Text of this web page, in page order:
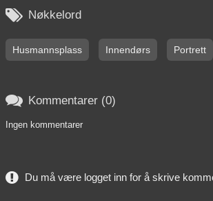
 Nøkkelord
Husmannsplass Innendørs Portrett
 Kommentarer (0)
Ingen kommentarer
Du må være logget inn for å skrive